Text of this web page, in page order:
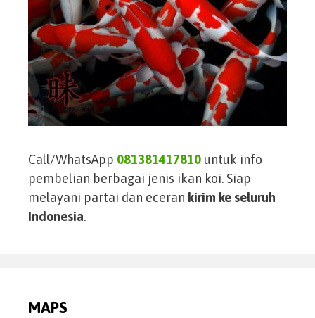
Call/WhatsApp 081381417810 untuk info
pembelian berbagai jenis ikan koi. Siap
melayani partai dan eceran kirim ke seluruh
Indonesia.
MAPS